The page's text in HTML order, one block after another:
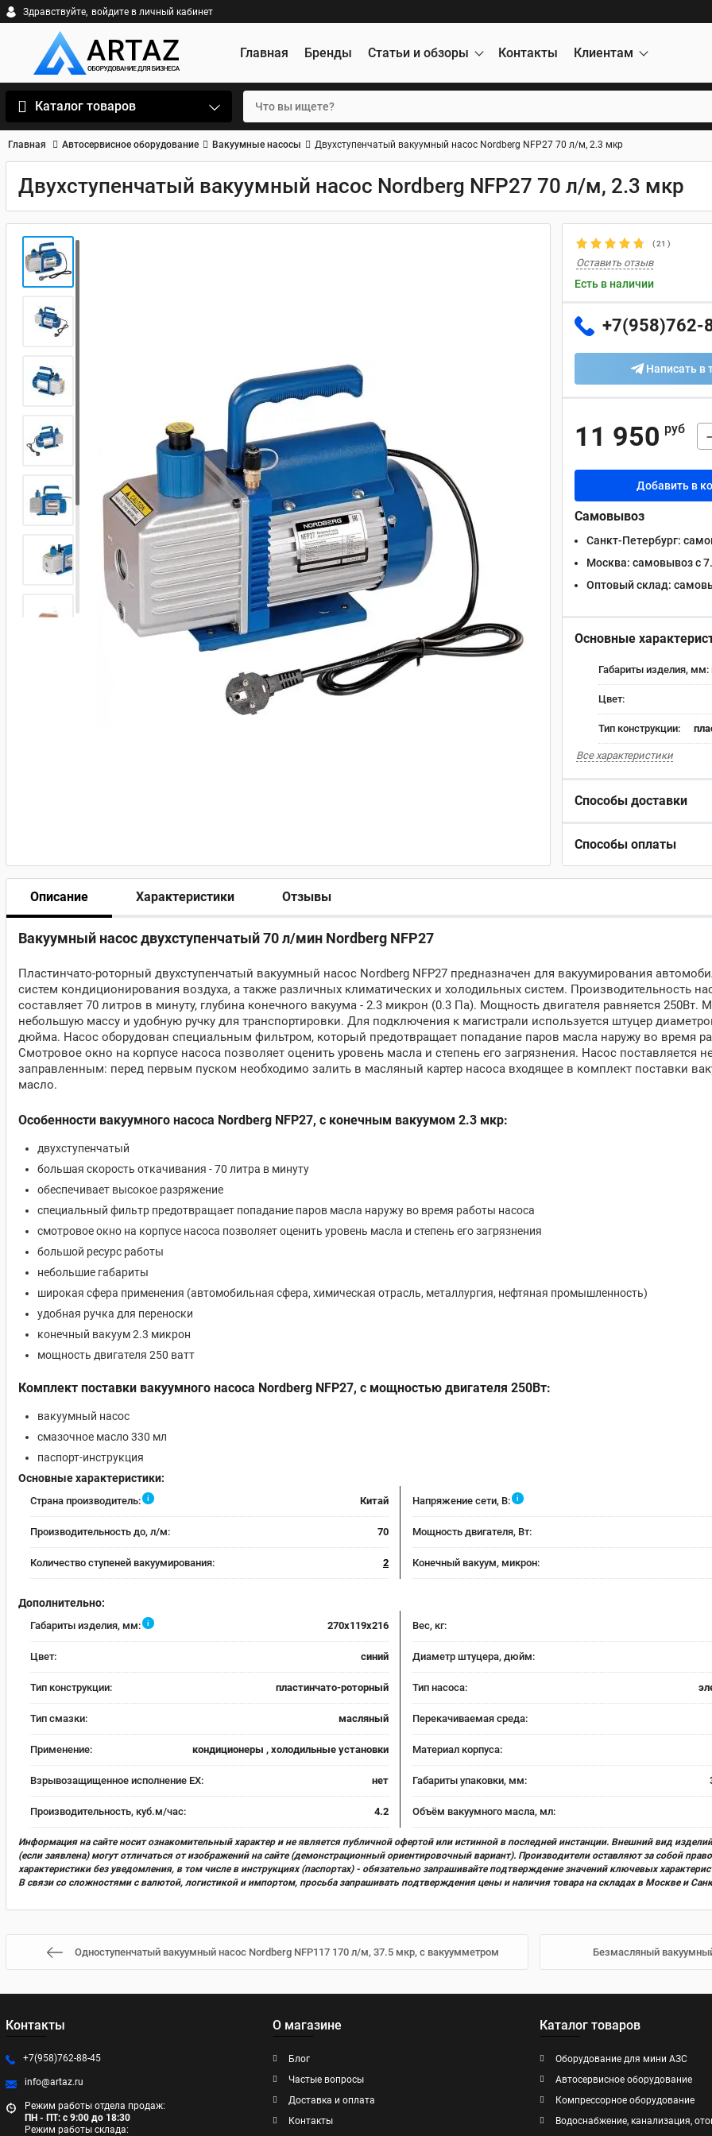
Здравствуйте, войдите в личный кабинет
Главная Бренды Статьи и обзоры Контакты Клиентам
Каталог товаров
Главная Автосервисное оборудование Вакуумные насосы Двухступенчатый вакуумный насос Nordberg NFP27 70 л/м, 2.3 мкр
Двухступенчатый вакуумный насос Nordberg NFP27 70 л/м, 2.3 мкр
(21 )
Оставить отзыв
Есть в наличии
+7(958)762-
Написать в
11 950 руб
Добавить в
Самовывоз
Санкт-Петербург:
Москва: самовывоз с
Оптовый склад:
Основные
Габариты изделия, мм:
Цвет:
Тип конструкции:
Все характеристики
Способы доставки
Способы оплаты
Описание Характеристики Отзывы
Вакуумный насос двухступенчатый 70 л/мин Nordberg NFP27
Пластинчато-роторный двухступенчатый вакуумный насос Nordberg NFP27 предназначен для вакуумирования
систем кондиционирования воздуха, а также различных климатических и холодильных систем. Производительность
составляет 70 литров в минуту, глубина конечного вакуума - 2.3 микрон (0.3 Па). Мощность двигателя равняется 250Вт.
небольшую массу и удобную ручку для транспортировки. Для подключения к магистрали используется штуцер
дюйма. Насос оборудован специальным фильтром, который предотвращает попадание паров масла наружу во время
Смотровое окно на корпусе насоса позволяет оценить уровень масла и степень его загрязнения. Насос поставляется
заправленным: перед первым пуском необходимо залить в масляный картер насоса входящее в комплект поставки
масло.
Особенности вакуумного насоса Nordberg NFP27, с конечным вакуумом 2.3 мкр:
двухступенчатый
большая скорость откачивания - 70 литра в минуту
обеспечивает высокое разряжение
специальный фильтр предотвращает попадание паров масла наружу во время работы насоса
смотровое окно на корпусе насоса позволяет оценить уровень масла и степень его загрязнения
большой ресурс работы
небольшие габариты
широкая сфера применения (автомобильная сфера, химическая отрасль, металлургия, нефтяная промышленность)
удобная ручка для переноски
конечный вакуум 2.3 микрон
мощность двигателя 250 ватт
Комплект поставки вакуумного насоса Nordberg NFP27, с мощностью двигателя 250Вт:
вакуумный насос
смазочное масло 330 мл
паспорт-инструкция
Основные характеристики:
Страна производитель: i Китай Напряжение сети, В: i
Производительность до, л/м: 70 Мощность двигателя, Вт:
Количество ступеней вакуумирования: 2 Конечный вакуум, микрон:
Дополнительно:
Габариты изделия, мм: i 270x119x216 Вес, кг:
Цвет: синий Диаметр штуцера, дюйм:
Тип конструкции: пластинчато-роторный Тип насоса:
Тип смазки: масляный Перекачиваемая среда:
Применение: кондиционеры , холодильные установки Материал корпуса:
Взрывозащищенное исполнение EX: нет Габариты упаковки, мм:
Производительность, куб.м/час: 4.2 Объём вакуумного масла, мл:
Информация на сайте носит ознакомительный характер и не является публичной офертой или истинной в последней инстанции. Внешний вид
(если заявлена) могут отличаться от изображений на сайте (демонстрационный ориентировочный вариант). Производители оставляют за собой
характеристики без уведомления, в том числе в инструкциях (паспортах) - обязательно запрашивайте подтверждение значений ключевых
В связи со сложностями с валютой, логистикой и импортом, просьба запрашивать подтверждения цены и наличия товара на складах в Москве и
Одноступенчатый вакуумный насос Nordberg NFP117 170 л/м, 37.5 мкр, c вакуумметром Безмасляный
Контакты
+7(958)762-88-45
info@artaz.ru
Режим работы отдела продаж:
ПН - ПТ: с 9:00 до 18:30
Режим работы склада:
О магазине
Блог
Частые вопросы
Доставка и оплата
Контакты
Каталог товаров
Оборудование для мини АЗС
Автосервисное оборудование
Компрессорное оборудование
Водоснабжение, канализация,